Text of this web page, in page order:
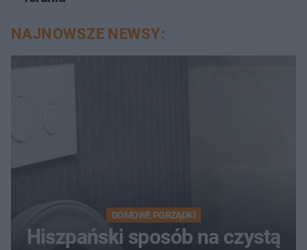
NAJNOWSZE NEWSY:
DOMOWE PORZĄDKI
Hiszpański sposób na czystą